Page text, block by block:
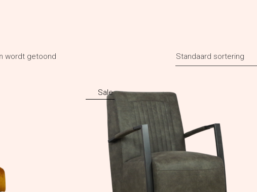
wordt getoond Standaard sortering
Sale